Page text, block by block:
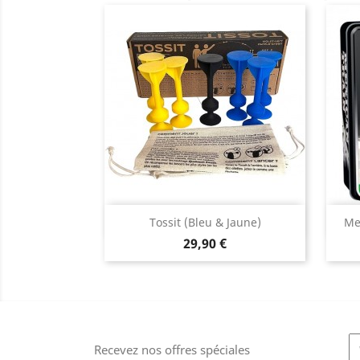
Tossit (Bleu & Jaune)
Prix
29,90 €
Aperçu rapide
Recevez nos offres spéciales